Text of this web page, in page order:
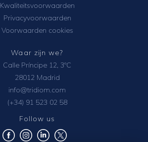
Kwaliteitsvoorwaarden
Privacyvoorwaarden
Voorwaarden cookies
Waar zijn we?
Calle Príncipe 12, 3ºC
28012 Madrid
info@tridiom.com
(+34) 91 523 02 58
Follow us